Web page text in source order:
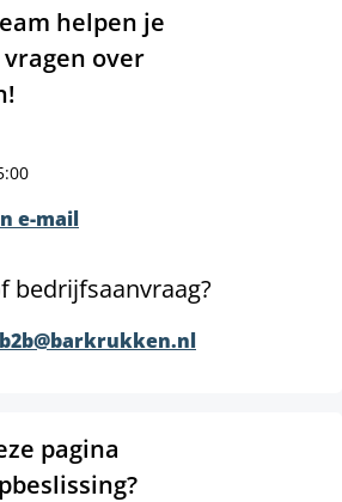
helpen je
over
e-mail
bedrijfsaanvraag?
b2b@barkrukken.nl
pagina